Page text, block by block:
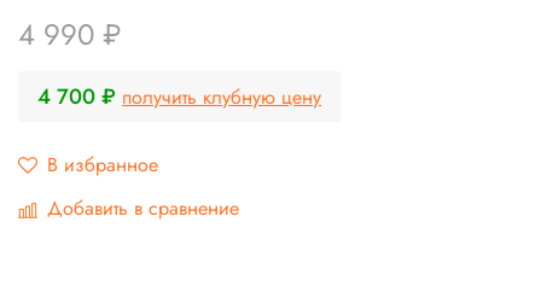
4 990 ₽
4 700 ₽ получить клубную цену
В избранное
Добавить в сравнение